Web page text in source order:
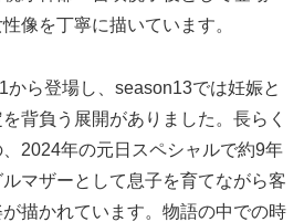
像を丁寧に描いています。
から登場し、season13では妊娠と
背負う展開がありました。長らく
2024年の元日スペシャルで約9年
マザーとして息子を育てながら客
描かれています。物語の中での時